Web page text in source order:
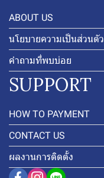
ABOUT US
นโยบายความเป็นส่วนตัว
คำถามที่พบบ่อย
SUPPORT
HOW TO PAYMENT
CONTACT US
ผลงานการติดตั้ง